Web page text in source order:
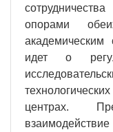
опорами
идет о
центрах.